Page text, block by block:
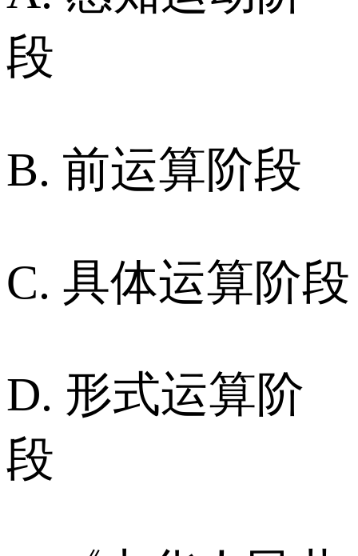
段
B. 前运算阶段
C. 具体运算阶段
D. 形式运算阶
段